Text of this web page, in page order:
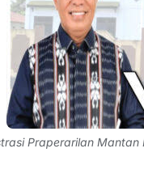
Praperarilan Mantan